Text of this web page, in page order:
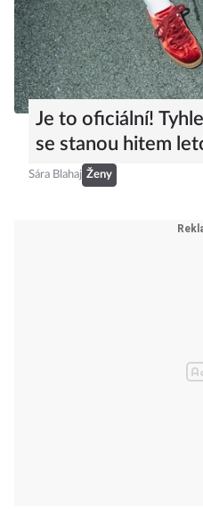
Je to oficiální!
se stanou hitem
Sára Blahaj Ženy